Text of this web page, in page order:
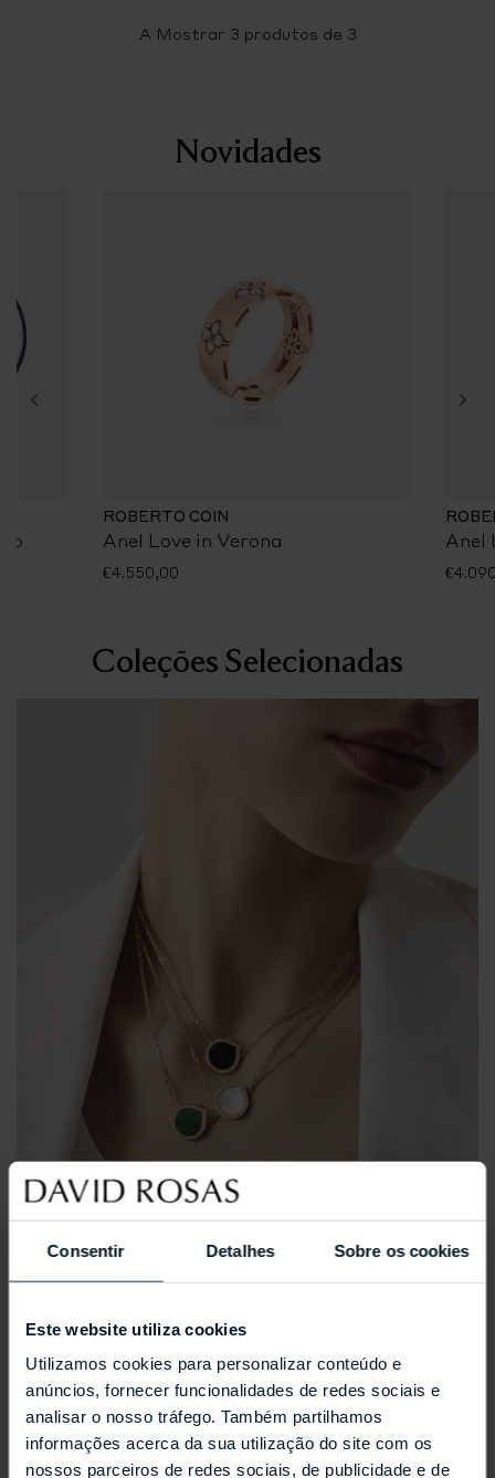
Consentir Detalhes Sobre os cookies
Este website utiliza cookies
Utilizamos cookies para personalizar conteúdo e
anúncios, fornecer funcionalidades de redes sociais e
analisar o nosso tráfego. Também partilhamos
informações acerca da sua utilização do site com os
nossos parceiros de redes sociais, de publicidade e de
A Mostrar 3 produtos de 3
Novidades
ROBERTO COIN
Anel Love in Verona
€4.550,00
Anel
Coleções Selecionadas
REPOSSI ANTIFER